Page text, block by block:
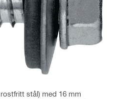
stål) med 16 mm